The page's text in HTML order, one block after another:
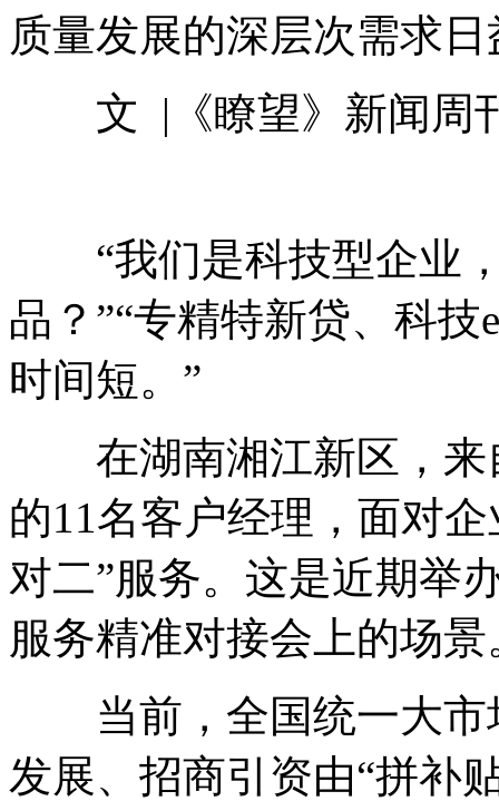
质量发展的深层次需求
文 |《瞭望》新闻周
“我们是科技型企业，
品？”“专精特新贷、科
时间短。”
在湖南湘江新区，来
的11名客户经理，面对
对二”服务。这是近期举
服务精准对接会上的场景
当前，全国统一大市
发展、招商引资由“拼补